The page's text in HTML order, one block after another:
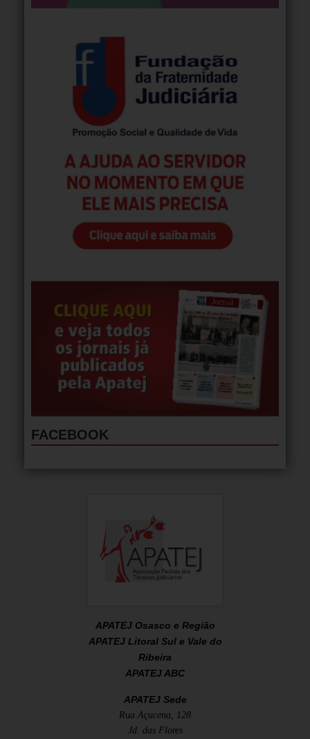
FACEBOOK
APATEJ Osasco e Região
APATEJ Litoral Sul e Vale do
Ribeira
APATEJ ABC
APATEJ Sede
Rua Açucena, 128
Jd. das Flores